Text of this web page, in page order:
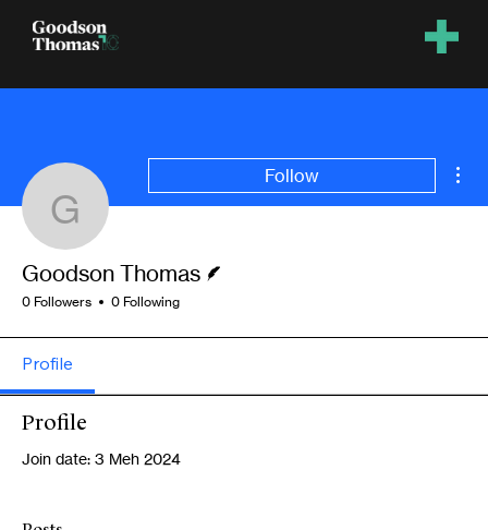
Goodson Thomas
Follow
Goodson Thomas
0 Followers 0 Following
Profile
Profile
Join date: 3 Meh 2024